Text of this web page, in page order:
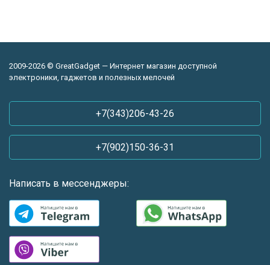
2009-2026 © GreatGadget — Интернет магазин доступной
электроники, гаджетов и полезных мелочей
+7(343)206-43-26
+7(902)150-36-31
Написать в мессенджеры: